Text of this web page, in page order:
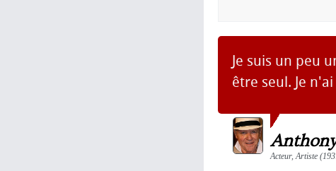
Je suis un peu
être seul. Je
Acteur, Artiste